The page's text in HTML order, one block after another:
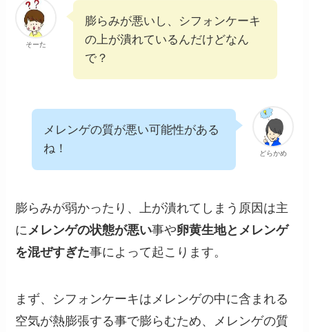
そーた
膨らみが悪いし、シフォンケーキ
の上が潰れているんだけどなん
で？
どらかめ
メレンゲの質が悪い可能性がある
ね！
膨らみが弱かったり、上が潰れてしまう原因は主
にメレンゲの状態が悪い事や卵黄生地とメレンゲ
を混ぜすぎた事によって起こります。
まず、シフォンケーキはメレンゲの中に含まれる
空気が熱膨張する事で膨らむため、メレンゲの質